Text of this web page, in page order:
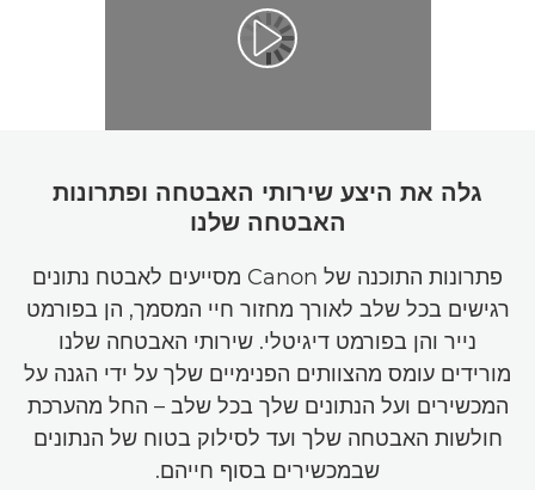
גלה את היצע שירותי האבטחה ופתרונות
האבטחה שלנו
פתרונות התוכנה של Canon מסייעים לאבטח נתונים
רגישים בכל שלב לאורך מחזור חיי המסמך, הן בפורמט
נייר והן בפורמט דיגיטלי. שירותי האבטחה שלנו
מורידים עומס מהצוותים הפנימיים שלך על ידי הגנה על
המכשירים ועל הנתונים שלך בכל שלב – החל מהערכת
חולשות האבטחה שלך ועד לסילוק בטוח של הנתונים
שבמכשירים בסוף חייהם.